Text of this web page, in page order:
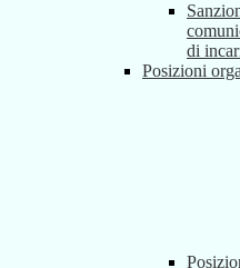
di
Posizioni